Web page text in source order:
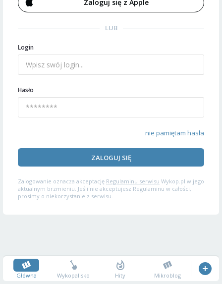
Zaloguj się z Apple
LUB
Login
Hasło
nie pamiętam hasła
ZALOGUJ SIĘ
Zalogowanie oznacza akceptację Regulaminu serwisu Wykop.pl w jego
aktualnym brzmieniu. Jeśli nie akceptujesz Regulaminu w całości,
prosimy o niekorzystanie z serwisu.
Główna Wykopalisko Hity Mikroblog